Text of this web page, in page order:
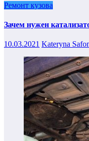
Ремонт кузова
Зачем нужен
10.03.2021 Kateryna